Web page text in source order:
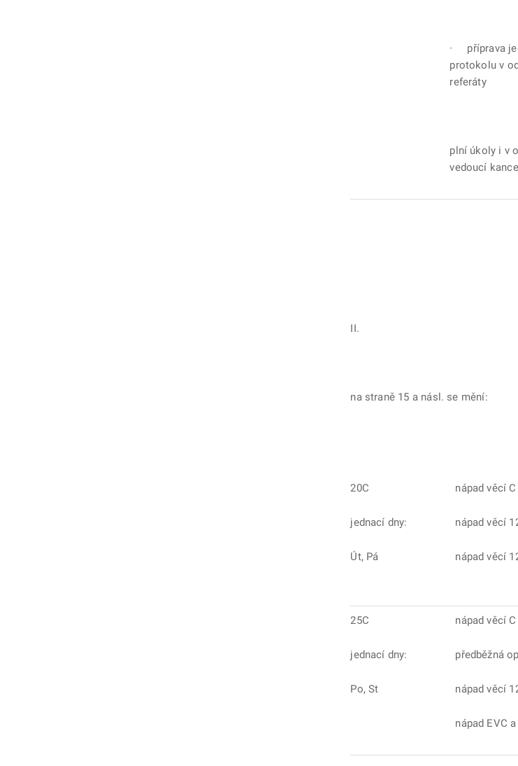
· příprava
protokolu v
referáty
plní úkoly i v
vedoucí
II.
na straně 15 a násl. se mění:
20C
jednací dny:
Út, Pá
nápad věcí
nápad věcí
nápad věcí
25C
jednací dny:
Po, St
nápad věcí
předběžná
nápad věcí
nápad EVC